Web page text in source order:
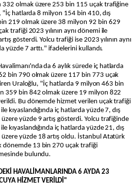
332 olmak üzere 253 bin 115 uçak trafiğine
"İç hatlarda 8 milyon 154 bin 410, dış
219 olmak üzere 38 milyon 92 bin 629
trafiği 2023 yılının aynı dönemi ile
gösterdi. Yolcu trafiği ise 2023 yılının aynı
yüzde 7 arttı." ifadelerini kullandı.
da 6 aylık sürede iç hatlarda
bin 790 olmak üzere 117 bin 773 uçak
Uraloğlu, "İç hatlarda 9 milyon 463 bin
359 bin 842 olmak üzere 19 milyon 822
Bu dönemde hizmet verilen uçak trafiği
kıyaslandığında iç hatlarda yüzde 7, dış
yüzde 9 artış gösterdi. Yolcu trafiğinde
kıyaslandığında iç hatlarda yüzde 21, dış
yüzde 18 artış oldu. İstanbul Atatürk
dönemde 13 bin 270 uçak trafiği
bulundu.
HAVALİMANLARINDA 6 AYDA 23
HİZMET VERİLDİ"